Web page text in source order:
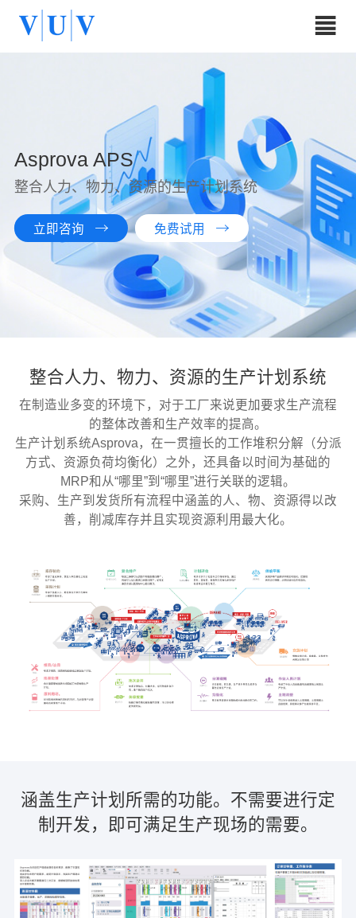
Asprova APS
整合人力、物力、资源的生产计划系统
立即咨询 免费试用
整合人力、物力、资源的生产计划系统
在制造业多变的环境下，对于工厂来说更加要求生产流程
的整体改善和生产效率的提高。
生产计划系统Asprova，在一贯擅长的工作堆积分解（分派
方式、资源负荷均衡化）之外，还具备以时间为基础的
MRP和从“哪里”到“哪里”进行关联的逻辑。
采购、生产到发货所有流程中涵盖的人、物、资源得以改
善，削减库存并且实现资源利用最大化。
涵盖生产计划所需的功能。不需要进行定
制开发，即可满足生产现场的需要。